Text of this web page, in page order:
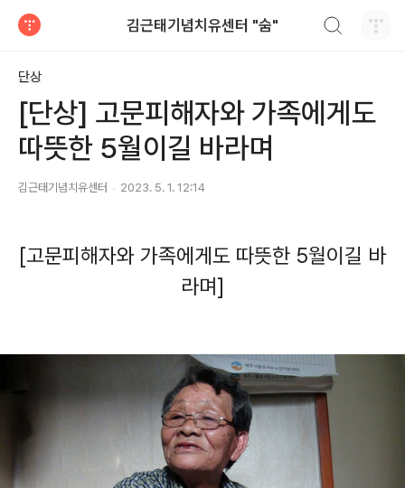
김근태기념치유센터 "숨"
단상
[단상] 고문피해자와 가족에게도
따뜻한 5월이길 바라며
김근태기념치유센터 2023. 5. 1. 12:14
[고문피해자와 가족에게도 따뜻한 5월이길 바
라며]